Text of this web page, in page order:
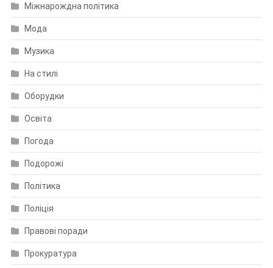
Міжнарождна політика
Мода
Музика
На стилі
Оборудки
Освіта
Погода
Подорожі
Політика
Поліція
Правові поради
Прокуратура